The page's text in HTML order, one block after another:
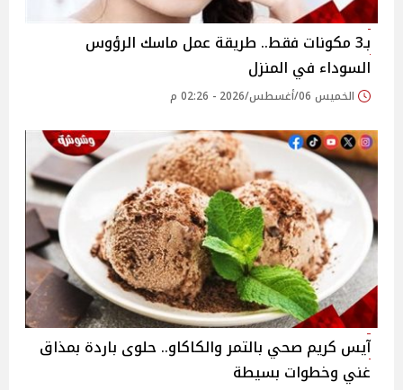
بـ3 مكونات فقط.. طريقة عمل ماسك الرؤوس
السوداء في المنزل
الخميس 06/أغسطس/2026 - 02:26 م
آيس كريم صحي بالتمر والكاكاو.. حلوى باردة بمذاق
غني وخطوات بسيطة